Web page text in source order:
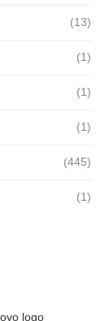
(13)
(1)
(1)
(1)
(445)
(1)